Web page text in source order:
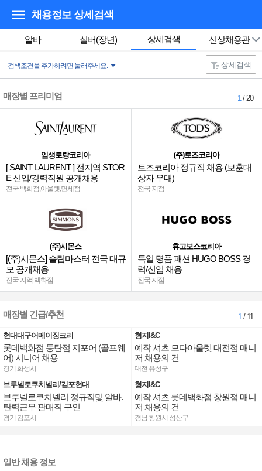
채용정보 상세검색
알바 실버(장년) 상세검색 신상채용관
검색조건을 추가하려면 눌러주세요. 상세검색
매장별 프리미엄 1/ 20
입생로랑코리아
[ SAINT LAURENT ] 전지역 STOR
E 신입/경력직원 공개채용
전국 백화점,아울렛,면세점
(주)시몬스
[(주)시몬스] 슬립마스터 전국 대규
모 공개채용
전국 지역 백화점
(주)토즈코리아
토즈코리아 정규직 채용 (보훈대
상자 우대)
전국 지점
휴고보스코리아
독일 명품 패션 HUGO BOSS 경
력/신입 채용
전국 지점
매장별 긴급/추천 1/ 11
현대대구어메이징크리
롯데백화점 동탄점 지포어 (골프웨
어) 시니어 채용
경기 화성시
브루넬로쿠치넬리/김포현대
브루넬로쿠치넬리 정규직및 알바.
탄력근무 판매직 구인
경기 김포시
형지I&C
예작 셔츠 모다아울렛 대전점 매니
저 채용의 건
대전 유성구
형지I&C
예작 셔츠 롯데백화점 창원점 매니
저 채용의 건
경남 창원시 성산구
일반 채용 정보